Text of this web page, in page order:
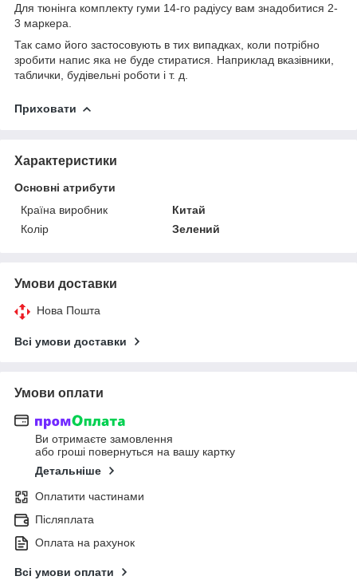
Для тюнінга комплекту гуми 14-го радіусу вам знадобитися 2-
3 маркера.
Так само його застосовують в тих випадках, коли потрібно
зробити напис яка не буде стиратися. Наприклад вказівники,
таблички, будівельні роботи і т. д.
Приховати
Характеристики
Основні атрибути
Країна виробник
Китай
Колір
Зелений
Умови доставки
Нова Пошта
Всі умови доставки
Умови оплати
Ви отримаєте замовлення
або гроші повернуться на вашу картку
Детальніше
Оплатити частинами
Післяплата
Оплата на рахунок
Всі умови оплати